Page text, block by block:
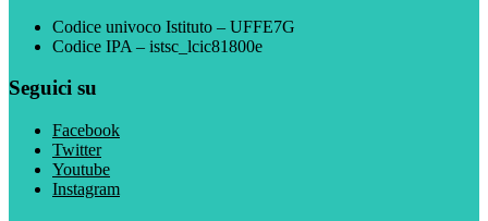
Codice univoco Istituto – UFFE7G
Codice IPA – istsc_lcic81800e
Seguici su
Facebook
Twitter
Youtube
Instagram